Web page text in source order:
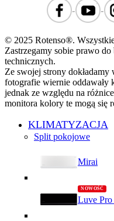
© 2025 Rotenso®.
Zastrzegamy sobie prawo
technicznych.
Ze swojej strony
fotografie wiernie oddawały
jednak ze względu na
monitora kolory te mogą się
KLIMATYZACJA
Split pokojowe
Mirai
Luve